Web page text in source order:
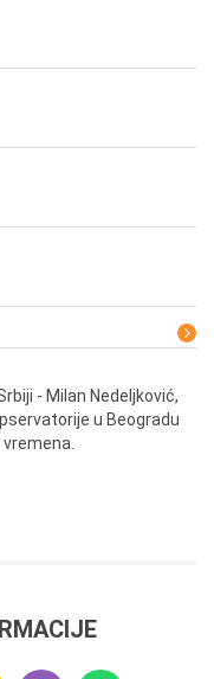
- Milan Nedeljković,
u Beogradu